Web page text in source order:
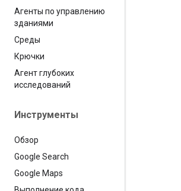
Агенты по управлению
зданиями
Среды
Крючки
Агент глубоких
исследований
Инструменты
Обзор
Google Search
Google Maps